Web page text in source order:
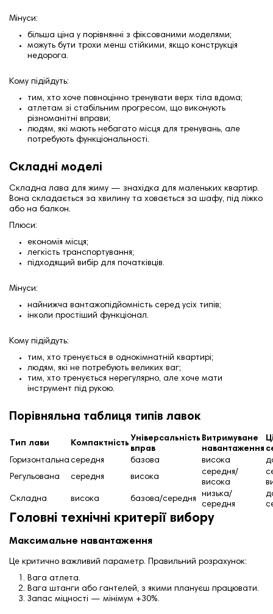
Мінуси:
більша ціна у порівнянні з фіксованими моделями;
можуть бути трохи менш стійкими, якщо конструкція
недорога.
Кому підійдуть:
тим, хто хоче повноцінно тренувати верх тіла вдома;
атлетам зі стабільним прогресом, що виконують
різноманітні вправи;
людям, які мають небагато місця для тренувань, але
потребують функціональності.
Складні моделі
Складна лава для жиму — знахідка для маленьких квартир.
Вона складається за хвилину та ховається за шафу, під ліжко
або на балкон.
Плюси:
економія місця;
легкість транспортування;
підходящий вибір для початківців.
Мінуси:
найнижча вантажопідйомність серед усіх типів;
інколи простіший функціонал.
Кому підійдуть:
тим, хто тренується в однокімнатній квартирі;
людям, які не потребують великих ваг;
тим, хто тренується нерегулярно, але хоче мати
інструмент під рукою.
Порівняльна таблиця типів лавок
Тип лави Компактність
Універсальність
вправ
Витримуване
навантаження
Горизонтальна середня базова висока
Регульована
середня висока
середня/
висока
Складна
висока базова/середня
низька/
середня
Головні технічні критерії вибору
Максимальне навантаження
Це критично важливий параметр. Правильний розрахунок:
Вага атлета.
Вага штанги або гантелей, з якими плануєш працювати.
Запас міцності — мінімум +30%.